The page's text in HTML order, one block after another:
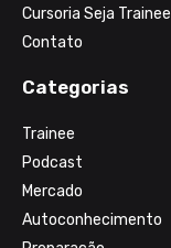
Cursoria Seja Trainee
Contato
Categorias
Trainee
Podcast
Mercado
Autoconhecimento